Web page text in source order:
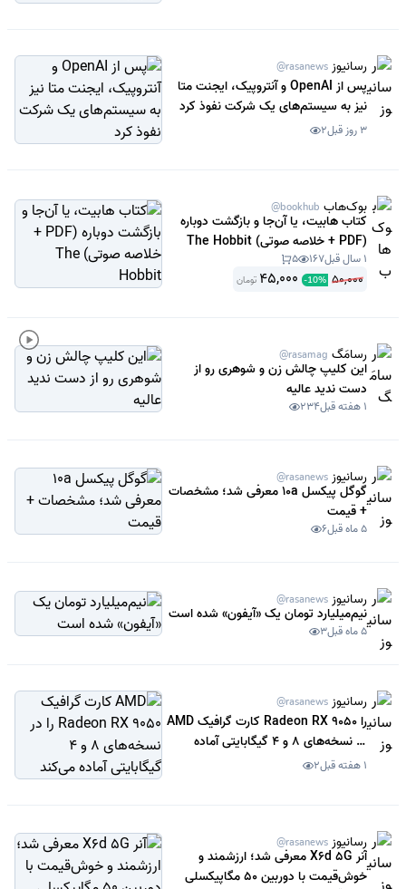
رسانیوز @rasanews
پس از OpenAI و آنتروپیک، ایجنت متا
نیز به سیستم‌های یک شرکت نفوذ کرد
3 روز قبل 2
بوک‌هاب @bookhub
کتاب هابیت، یا آن‌جا و بازگشت دوباره
(PDF + خلاصه صوتی) The Hobbit
1 سال قبل 167
5
50,000
-10%
45,000 تومان
رسامَگ @rasamag
این کلیپ چالش زن و شوهری رو از
دست ندید عالیه
1 هفته قبل 234
رسانیوز @rasanews
گوگل پیکسل 10a معرفی شد؛ مشخصات
+ قیمت
5 ماه قبل 6
رسانیوز @rasanews
نیم‌میلیارد تومان یک «آیفون» شده است
5 ماه قبل 3
رسانیوز @rasanews
AMD کارت گرافیک Radeon RX 9050 را
در نسخه‌های 8 و 4 گیگابایتی آماده
می‌کند1 هفته قبل 2
رسانیوز @rasanews
آنر X6d 5G معرفی شد؛ ارزشمند و
خوش‌قیمت با دوربین 50 مگاپیکسلی